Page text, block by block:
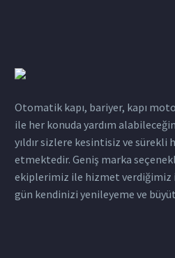
Otomatik kapı, bariyer, kapı
ile her konuda yardım
yıldır sizlere kesintisiz ve sürekli
etmektedir. Geniş marka
ekiplerimiz ile hizmet verdiğimiz
gün kendinizi yenileyeme ve